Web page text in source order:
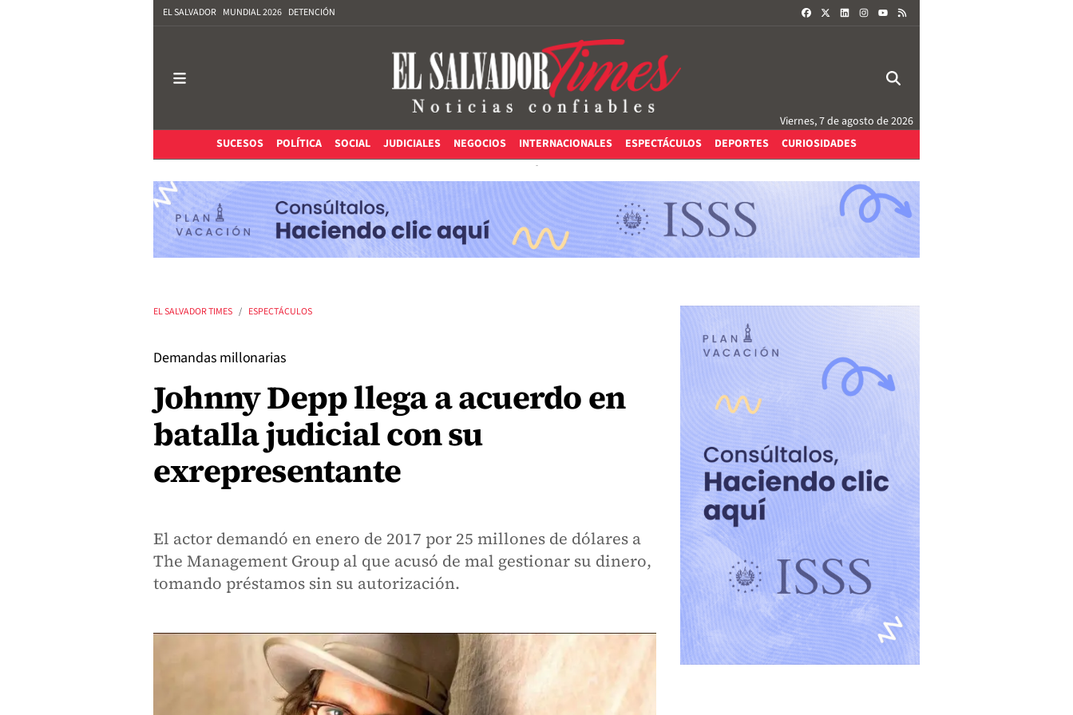
EL SALVADOR MUNDIAL 2026 DETENCIÓN FACEBOOKLINKEDININSTAGRAM
Viernes, 7 de agosto de 2026
SUCESOS
POLÍTICA SOCIAL JUDICIALES NEGOCIOS INTERNACIONALES ESPECTÁCULOS DEPORTES CURIOSIDADES
EL SALVADOR TIMES ESPECTÁCULOS
Demandas millonarias
Johnny Depp llega a acuerdo en
batalla judicial con su
exrepresentante
El actor demandó en enero de 2017 por 25 millones de dólares a
The Management Group al que acusó de mal gestionar su dinero,
tomando préstamos sin su autorización.